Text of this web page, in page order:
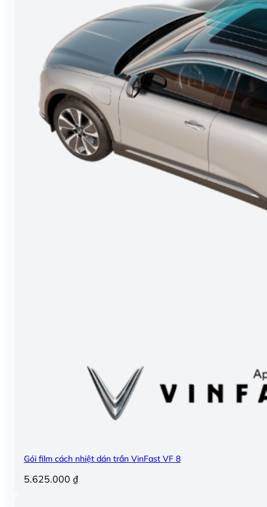
Gói film cách nhiệt dán trần VinFast VF 8
5.625.000 ₫